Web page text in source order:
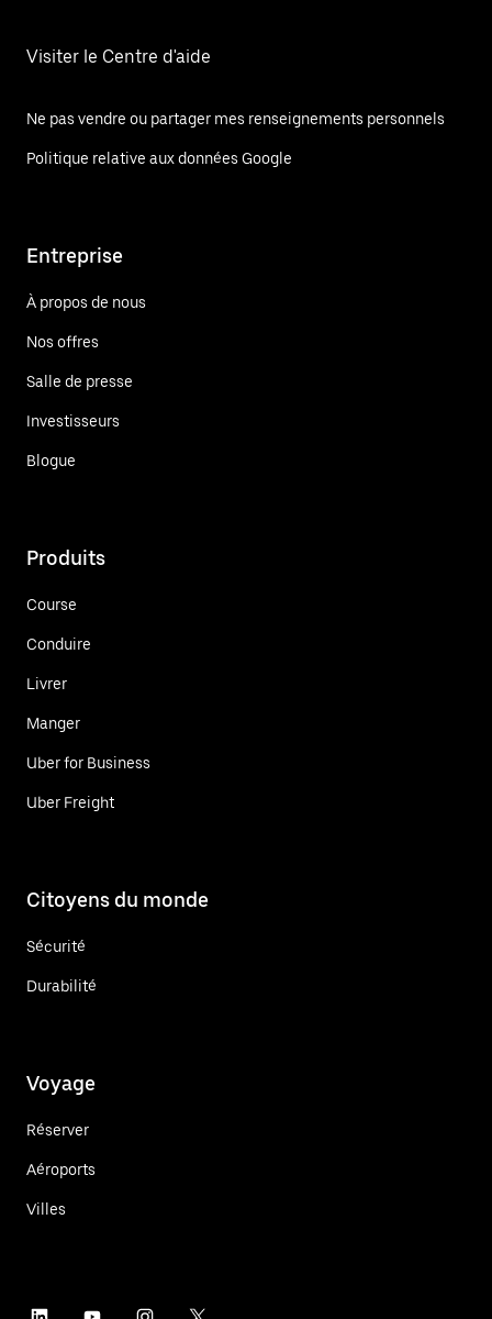
Visiter le Centre d'aide
Ne pas vendre ou partager mes renseignements personnels
Politique relative aux données Google
Entreprise
À propos de nous
Nos offres
Salle de presse
Investisseurs
Blogue
Produits
Course
Conduire
Livrer
Manger
Uber for Business
Uber Freight
Citoyens du monde
Sécurité
Durabilité
Voyage
Réserver
Aéroports
Villes